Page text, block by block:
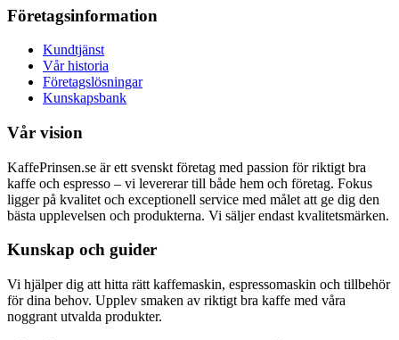
Företagsinformation
Kundtjänst
Vår historia
Företagslösningar
Kunskapsbank
Vår vision
KaffePrinsen.se är ett svenskt företag med passion för riktigt bra
kaffe och espresso – vi levererar till både hem och företag. Fokus
ligger på kvalitet och exceptionell service med målet att ge dig den
bästa upplevelsen och produkterna. Vi säljer endast kvalitetsmärken.
Kunskap och guider
Vi hjälper dig att hitta rätt kaffemaskin, espressomaskin och tillbehör
för dina behov. Upplev smaken av riktigt bra kaffe med våra
noggrant utvalda produkter.